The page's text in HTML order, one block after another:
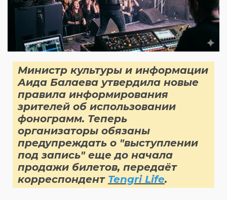
Министр культуры и информации
Аида Балаева утвердила новые
правила информирования
зрителей об использовании
фонограмм. Теперь
организаторы обязаны
предупреждать о "выступлении
под запись" еще до начала
продажи билетов, передаёт
корреспондент Tengri Life.